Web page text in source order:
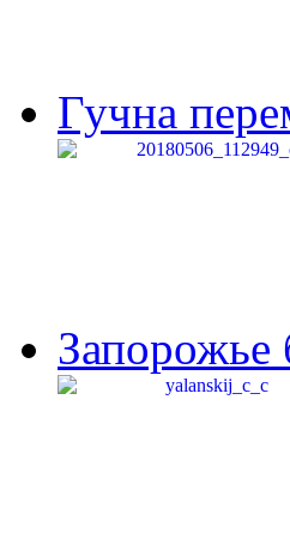
Гучна
Запорожье